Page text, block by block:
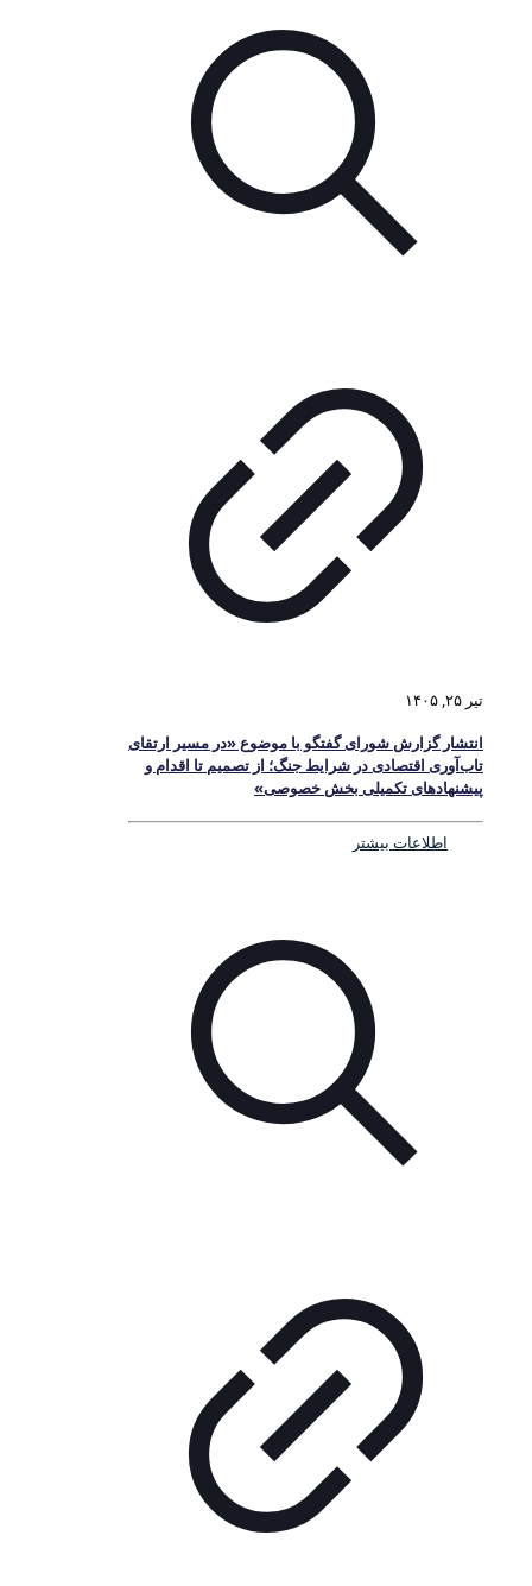
تیر ۲۵, ۱۴۰۵
انتشار گزارش شورای گفتگو با موضوع «در مسیر ارتقای
تاب‌آوری اقتصادی در شرایط جنگ؛ از تصمیم تا اقدام و
پیشنهادهای تکمیلی بخش خصوصی»
اطلاعات بیشتر